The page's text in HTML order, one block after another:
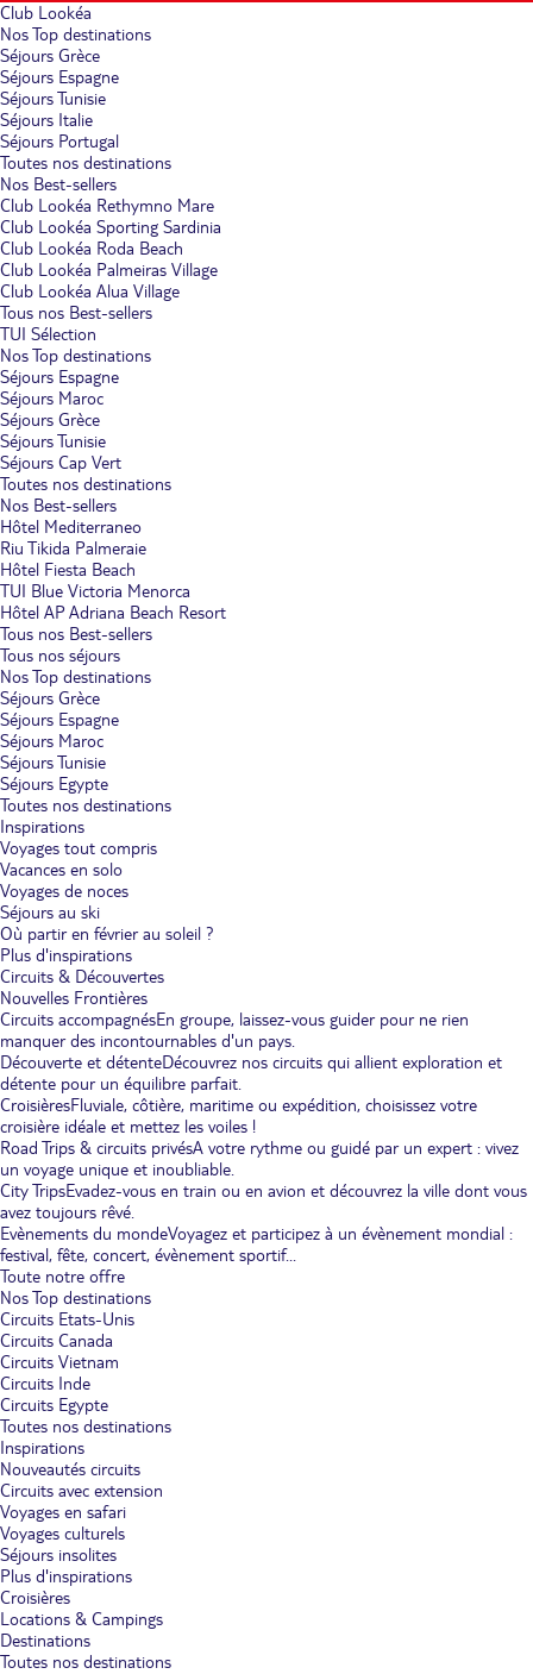
Club Lookéa
Nos Top destinations
Séjours Grèce
Séjours Espagne
Séjours Tunisie
Séjours Italie
Séjours Portugal
Toutes nos destinations
Nos Best-sellers
Club Lookéa Rethymno Mare
Club Lookéa Sporting Sardinia
Club Lookéa Roda Beach
Club Lookéa Palmeiras Village
Club Lookéa Alua Village
Tous nos Best-sellers
TUI Sélection
Nos Top destinations
Séjours Espagne
Séjours Maroc
Séjours Grèce
Séjours Tunisie
Séjours Cap Vert
Toutes nos destinations
Nos Best-sellers
Hôtel Mediterraneo
Riu Tikida Palmeraie
Hôtel Fiesta Beach
TUI Blue Victoria Menorca
Hôtel AP Adriana Beach Resort
Tous nos Best-sellers
Tous nos séjours
Nos Top destinations
Séjours Grèce
Séjours Espagne
Séjours Maroc
Séjours Tunisie
Séjours Egypte
Toutes nos destinations
Inspirations
Voyages tout compris
Vacances en solo
Voyages de noces
Séjours au ski
Où partir en février au soleil ?
Plus d'inspirations
Circuits & Découvertes
Nouvelles Frontières
Circuits accompagnésEn groupe, laissez-vous guider pour ne rien
manquer des incontournables d'un pays.
Découverte et détenteDécouvrez nos circuits qui allient exploration et
détente pour un équilibre parfait.
CroisièresFluviale, côtière, maritime ou expédition, choisissez votre
croisière idéale et mettez les voiles !
Road Trips & circuits privésA votre rythme ou guidé par un expert : vivez
un voyage unique et inoubliable.
City TripsEvadez-vous en train ou en avion et découvrez la ville dont vous
avez toujours rêvé.
Evènements du mondeVoyagez et participez à un évènement mondial :
festival, fête, concert, évènement sportif...
Toute notre offre
Nos Top destinations
Circuits Etats-Unis
Circuits Canada
Circuits Vietnam
Circuits Inde
Circuits Egypte
Toutes nos destinations
Inspirations
Nouveautés circuits
Circuits avec extension
Voyages en safari
Voyages culturels
Séjours insolites
Plus d'inspirations
Croisières
Locations & Campings
Destinations
Toutes nos destinations